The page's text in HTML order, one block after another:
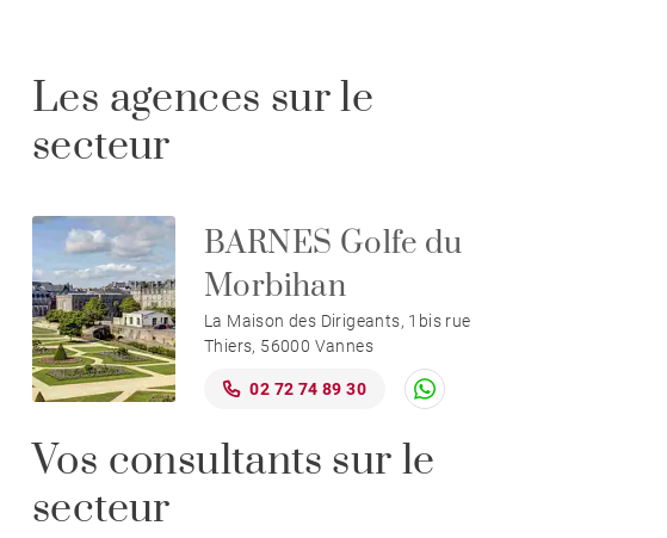
Les agences sur le
secteur
BARNES Golfe du
Morbihan
La Maison des Dirigeants, 1bis rue
Thiers, 56000 Vannes
02 72 74 89 30
Vos consultants sur le
secteur